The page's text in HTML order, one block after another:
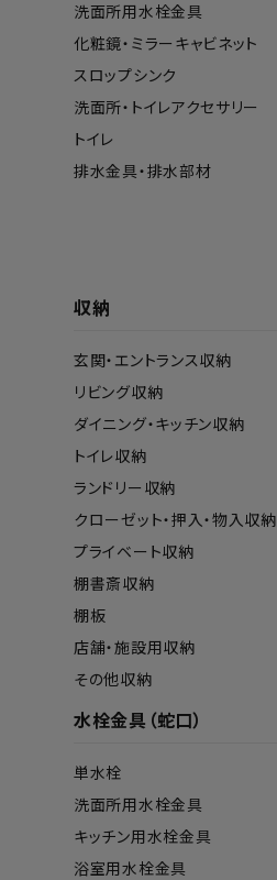
洗面所用水栓金具
化粧鏡・ミラーキャビネット
スロップシンク
洗面所・トイレアクセサリー
トイレ
排水金具・排水部材
収納
玄関・エントランス収納
リビング収納
ダイニング・キッチン収納
トイレ収納
ランドリー収納
クローゼット・押入・物入収納
プライベート収納
棚書斎収納
棚板
店舗・施設用収納
その他収納
水栓金具（蛇口）
単水栓
洗面所用水栓金具
キッチン用水栓金具
浴室用水栓金具